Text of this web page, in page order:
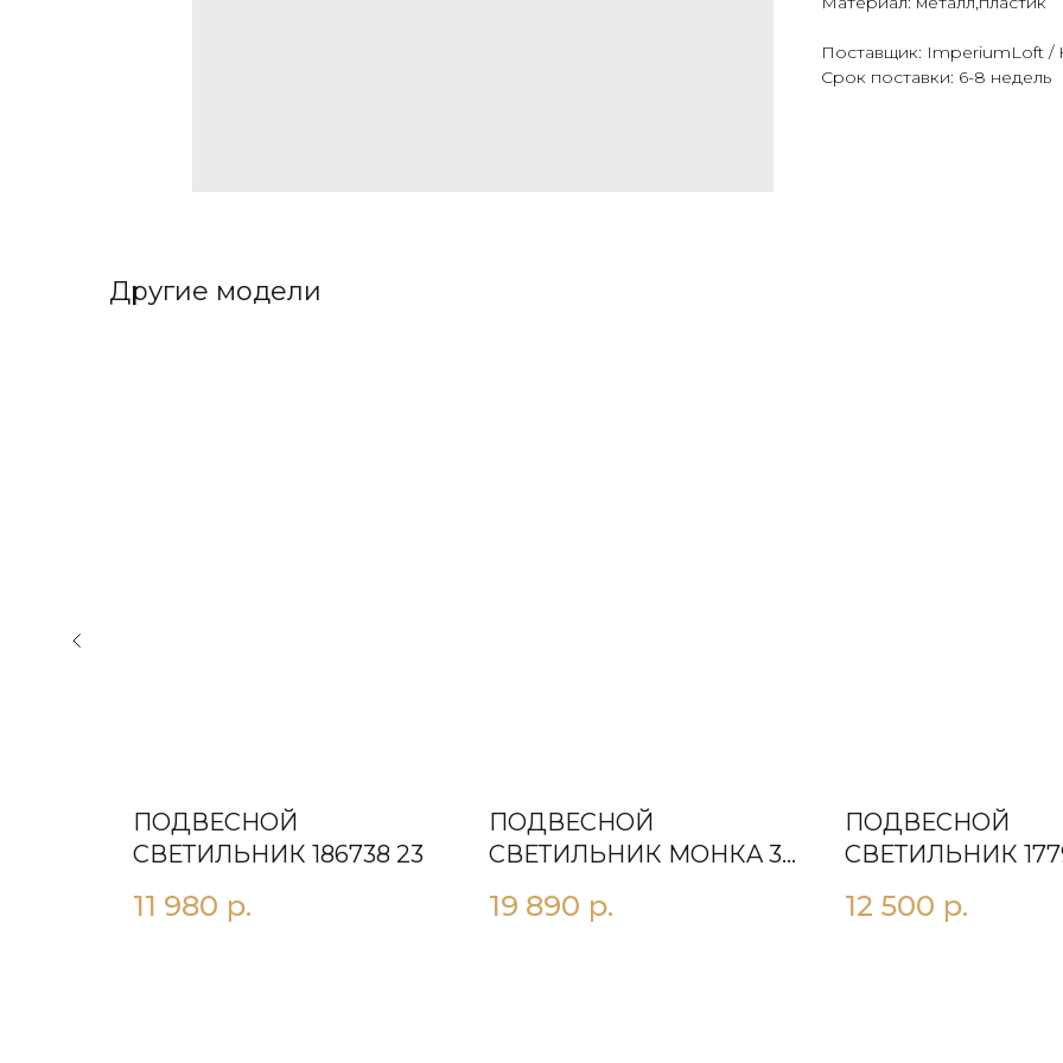
Поставщик: ImperiumLoft /
Срок поставки: 6-8 недель
Другие модели
ПОДВЕСНОЙ
СВЕТИЛЬНИК 186738 23
11 980 р.
ПОДВЕСНОЙ
СВЕТИЛЬНИК MOНКA 3X
19 890 р.
ПОДВЕСНОЙ
СВЕТИЛЬНИК
12 500 р.